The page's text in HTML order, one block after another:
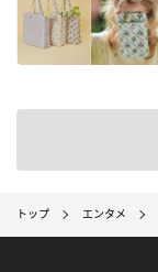
トップ エンタメ